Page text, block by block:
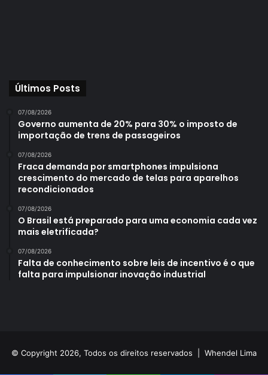
Últimos Posts
07/08/2026
Governo aumenta de 20% para 30% o imposto de
importação de trens de passageiros
07/08/2026
Fraca demanda por smartphones impulsiona
crescimento do mercado de telas para aparelhos
recondicionados
07/08/2026
O Brasil está preparado para uma economia cada vez
mais eletrificada?
07/08/2026
Falta de conhecimento sobre leis de incentivo é o que
falta para impulsionar inovação industrial
© Copyright 2026, Todos os direitos reservados | Whendel Lima